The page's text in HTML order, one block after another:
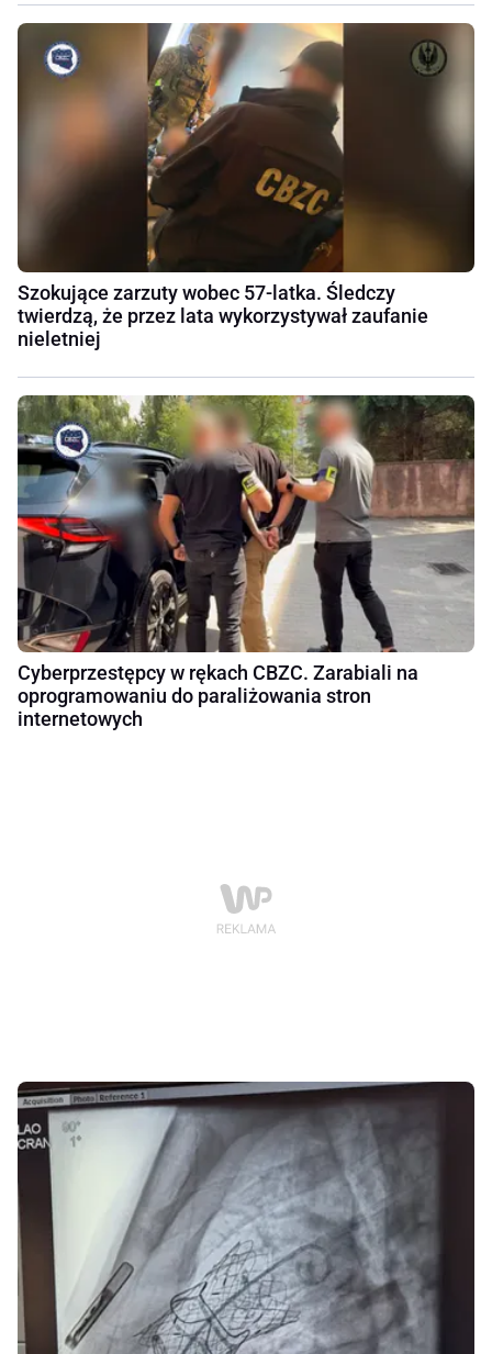
Szokujące zarzuty wobec 57-latka. Śledczy
twierdzą, że przez lata wykorzystywał zaufanie
nieletniej
Cyberprzestępcy w rękach CBZC. Zarabiali na
oprogramowaniu do paraliżowania stron
internetowych